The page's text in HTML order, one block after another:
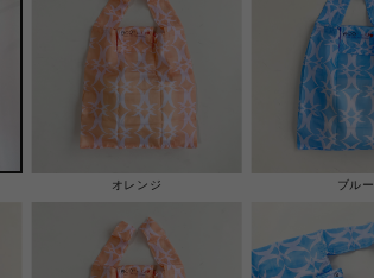
オレンジ ブルー